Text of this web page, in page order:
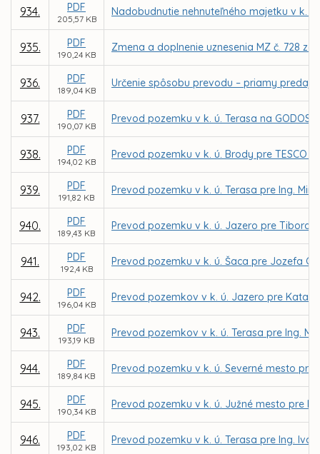
934. PDF
205,57 KB
Nadobudnutie nehnuteľného majetku v k.
935. PDF
190,24 KB
Zmena a doplnenie uznesenia MZ č. 728 zo
936. PDF
189,04 KB
Určenie spôsobu prevodu – priamy predaj
937. PDF
190,07 KB
Prevod pozemku v k. ú. Terasa na GODOS
938. PDF
194,02 KB
Prevod pozemku v k. ú. Brody pre TESCO
939. PDF
191,82 KB
Prevod pozemku v k. ú. Terasa pre Ing.
940. PDF
189,43 KB
Prevod pozemku v k. ú. Jazero pre Tibora
941. PDF
192,4 KB
Prevod pozemku v k. ú. Šaca pre Jozefa
942. PDF
196,04 KB
Prevod pozemkov v k. ú. Jazero pre
943. PDF
193,19 KB
Prevod pozemkov v k. ú. Terasa pre Ing.
944. PDF
189,84 KB
Prevod pozemku v k. ú. Severné mesto pre
945. PDF
190,34 KB
Prevod pozemku v k. ú. Južné mesto pre
946. PDF
193,02 KB
Prevod pozemku v k. ú. Terasa pre Ing.